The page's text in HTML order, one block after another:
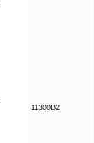
11300B2